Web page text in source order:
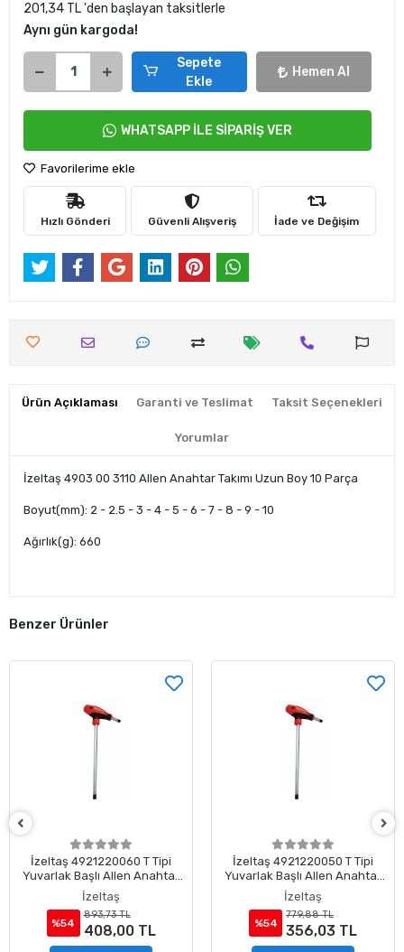
201,34 TL 'den başlayan taksitlerle
Aynı gün kargoda!
Sepete
Ekle
Hemen Al
WHATSAPP İLE SİPARİŞ VER
Favorilerime ekle
Hızlı Gönderi Güvenli Alışveriş İade ve Değişim
Ürün Açıklaması Garanti ve Teslimat Taksit Seçenekleri
Yorumlar
İzeltaş 4903 00 3110 Allen Anahtar Takımı Uzun Boy 10 Parça
Boyut(mm): 2 - 2.5 - 3 - 4 - 5 - 6 - 7 - 8 - 9 - 10
Ağırlık(g): 660
Benzer Ürünler
İzeltaş 4921220060 T Tipi
Yuvarlak Başlı Allen Anahtar
6 mm
İzeltaş
%54
893,73 TL
408,00 TL
İzeltaş 4921220050 T Tipi
Yuvarlak Başlı Allen Anahtar
5 mm
İzeltaş
%54
779,88 TL
356,03 TL